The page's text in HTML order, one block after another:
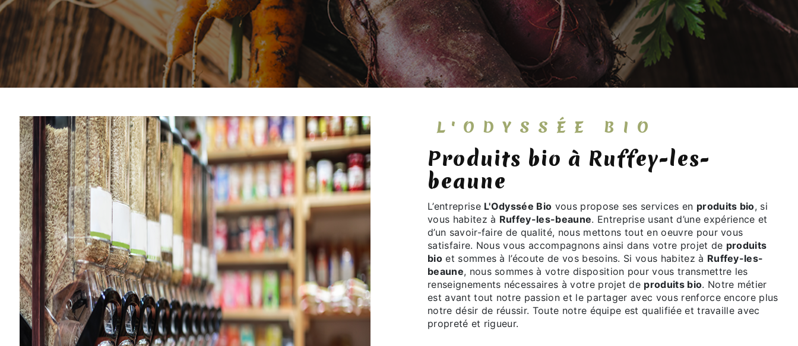
L'ODYSSÉE BIO
produits bio à Ruffey-les-
beaune
L’entreprise L'Odyssée Bio vous propose ses services en produits bio, si
vous habitez à Ruffey-les-beaune. Entreprise usant d’une expérience et
d’un savoir-faire de qualité, nous mettons tout en oeuvre pour vous
satisfaire. Nous vous accompagnons ainsi dans votre projet de produits
bioet sommes à l’écoute de vos besoins. Si vous habitez à Ruffey-les-
beaune, nous sommes à votre disposition pour vous transmettre les
renseignements nécessaires à votre projet de produits bio. Notre métier
est avant tout notre passion et le partager avec vous renforce encore plus
notre désir de réussir. Toute notre équipe est qualifiée et travaille avec
propreté et rigueur.